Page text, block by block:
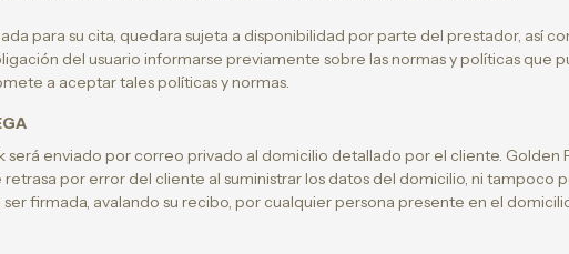
para su cita, quedara sujeta a disponibilidad por parte del prestador, así
del usuario informarse previamente sobre las normas y políticas que
a aceptar tales políticas y normas.
será enviado por correo privado al domicilio detallado por el cliente. Golden
retrasa por error del cliente al suministrar los datos del domicilio, ni tampoco
firmada, avalando su recibo, por cualquier persona presente en el